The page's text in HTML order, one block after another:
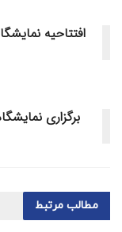
افتتاحیه
برگزاری
مطالب مرتبط